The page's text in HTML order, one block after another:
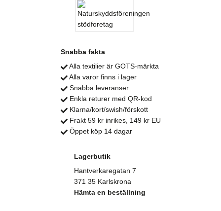
Snabba fakta
Alla textilier är GOTS-märkta
Alla varor finns i lager
Snabba leveranser
Enkla returer med QR-kod
Klarna/kort/swish/förskott
Frakt 59 kr inrikes, 149 kr EU
Öppet köp 14 dagar
Lagerbutik
Hantverkaregatan 7
371 35 Karlskrona
Hämta en beställning